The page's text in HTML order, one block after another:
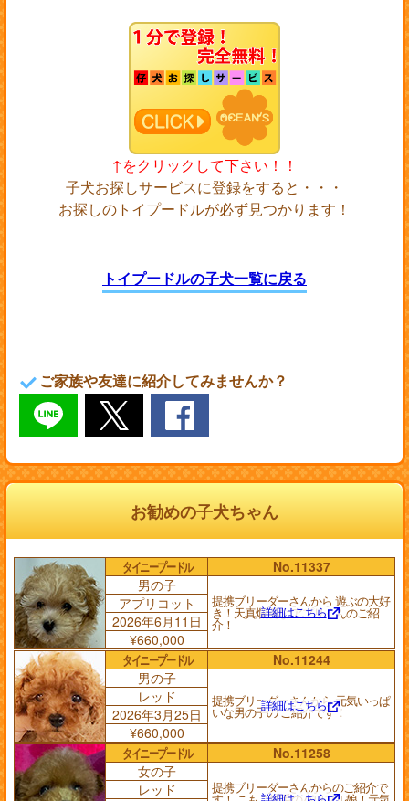
↑をクリックして下さい！！
子犬お探しサービスに登録をすると・・・
お探しのトイプードルが必ず見つかります！
トイプードルの子犬一覧に戻る
ご家族や友達に紹介してみませんか？
お勧めの子犬ちゃん
タイニープードル
No.11337
男の子
提携ブリーダーさんから 遊ぶの大好
き！天真爛漫な アプリくんのご紹
介！
詳細はこちら
アプリコット
2026年6月11日
¥660,000
タイニープードル
No.11244
男の子
提携ブリーダーさんから 元気いっぱ
いな男の子の ご紹介です！
詳細はこちら
レッド
2026年3月25日
¥660,000
タイニープードル
No.11258
女の子
提携ブリーダーさんからのご紹介で
レッド